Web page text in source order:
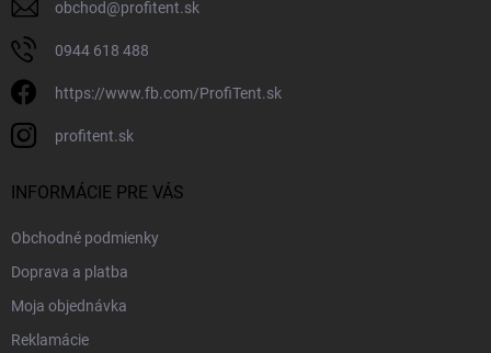
obchod@profitent.sk
0944 618 488
https://www.fb.com/ProfiTent.sk
profitent.sk
INFORMÁCIE PRE VÁS
Obchodné podmienky
Doprava a platba
Moja objednávka
Reklamácie